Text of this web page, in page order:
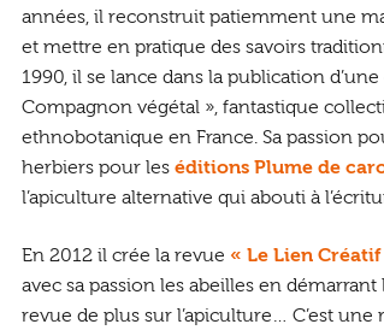
années, il reconstruit patiemment une
et mettre en pratique des savoirs
1990, il se lance dans la publication
Compagnon végétal », fantastique
ethnobotanique en France. Sa passion
herbiers pour leséditions Plume de
l’apiculture alternative qui abouti à
En 2012 il crée la revue « Le Lien Créatif
avec sa passion les abeilles en démarrant
revue de plus sur l’apiculture… C’est